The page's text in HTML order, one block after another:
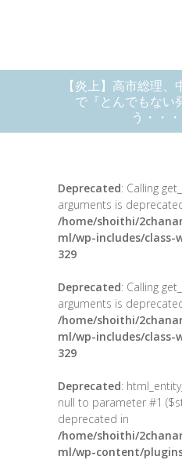
【炎上】高市総理
で『とんでもない
う・・
Deprecated: Calling
arguments is
/home/shoithi/
ml/wp-includes/
329
Deprecated: Calling
arguments is
/home/shoithi/
ml/wp-includes/
329
Deprecated:
null to parameter #1
deprecated in
/home/shoithi/
ml/wp-content/